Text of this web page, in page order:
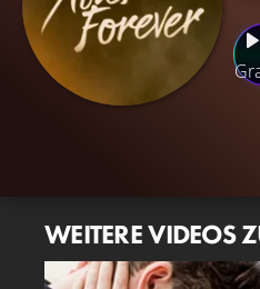
WEITERE VIDEOS